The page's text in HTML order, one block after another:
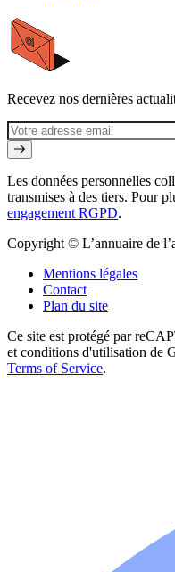
Recevez nos dernières
Les données personnelles
transmises à des tiers. Pour
engagement RGPD.
Copyright © L’annuaire de
Mentions légales
Contact
Plan du site
Ce site est protégé par
et conditions d'utilisation de
Terms of Service.